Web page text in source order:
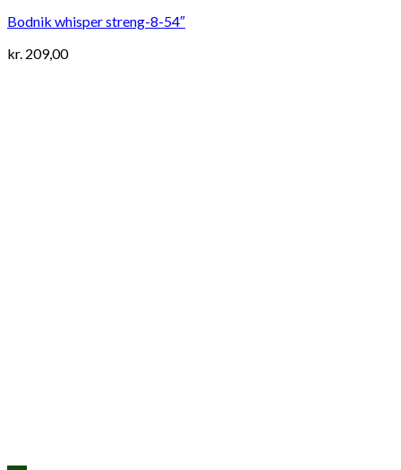
Bodnik whisper streng-8-54″
kr. 209,00